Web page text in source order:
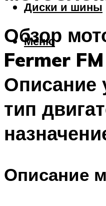
Диски и шины
Меню
Обзор
Fermer
Описание
тип
Описание